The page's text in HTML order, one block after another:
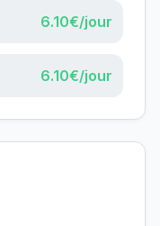
6.10€/jour
6.10€/jour